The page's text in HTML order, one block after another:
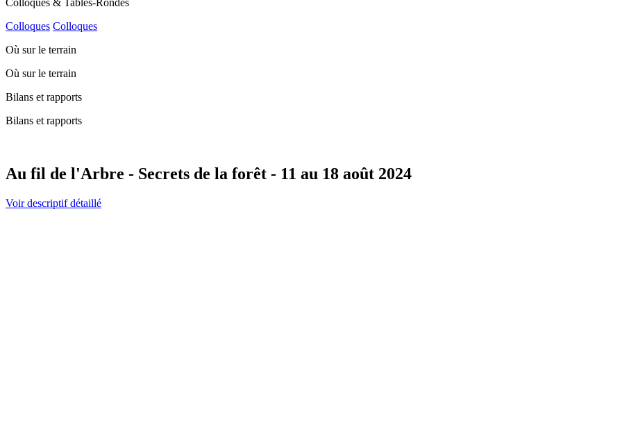
Colloques & Tables-Rondes
Colloques Colloques
Où sur le terrain
Où sur le terrain
Bilans et rapports
Bilans et rapports
Au fil de l'Arbre - Secrets de la forêt - 11 au 18 août 2024
Voir descriptif détaillé